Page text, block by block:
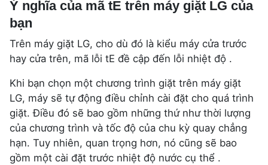
Ý nghĩa của mã tE trên máy giặt LG của
bạn
Trên máy giặt LG, cho dù đó là kiểu máy cửa trước
hay cửa trên, mã lỗi tE đề cập đến lỗi nhiệt độ .
Khi bạn chọn một chương trình giặt trên máy giặt
LG, máy sẽ tự động điều chỉnh cài đặt cho quá trình
giặt. Điều đó sẽ bao gồm những thứ như thời lượng
của chương trình và tốc độ của chu kỳ quay chẳng
hạn. Tuy nhiên, quan trọng hơn, nó cũng sẽ bao
gồm một cài đặt trước nhiệt độ nước cụ thể .